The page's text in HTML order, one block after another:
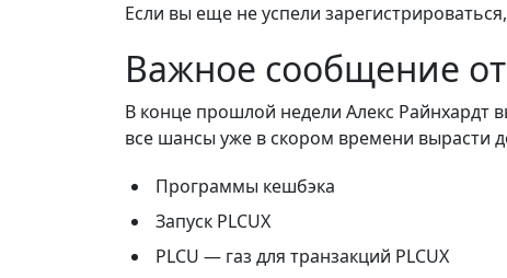
Если вы еще не успели
Важное сообщение
В конце прошлой недели Алекс Райнхардт
все шансы уже в скором времени вырасти
Программы кешбэка
Запуск PLCUX
PLCU — газ для транзакций PLCUX